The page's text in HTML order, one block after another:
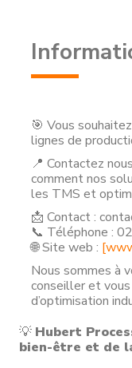
🎯 Vous
lignes de
📍 Contactez
comment nos
les TMS et
📩 Contact :
📞 Téléphone :
🌐 Site web :
Nous sommes à
conseiller et
d’optimisation
💡 Hubert
bien-être et de